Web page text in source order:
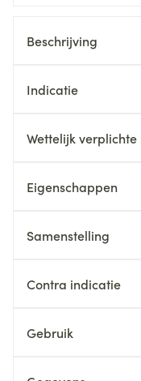
Beschrijving
Indicatie
Wettelijk
Eigenschappen
Samenstelling
Contra indicatie
Gebruik